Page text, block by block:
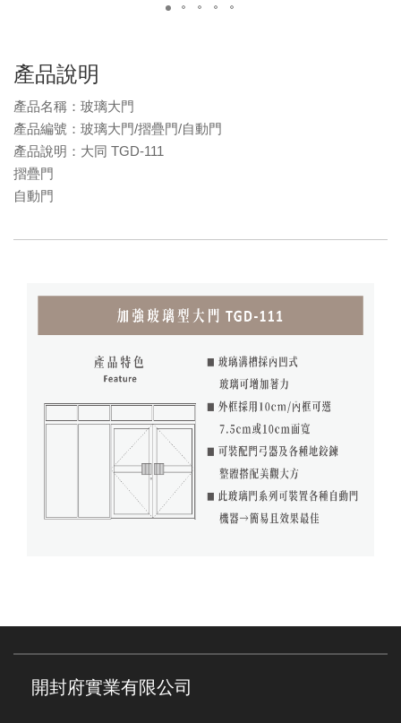
產品說明
產品名稱：玻璃大門
產品編號：玻璃大門/摺疊門/自動門
產品說明：大同 TGD-111
摺疊門
自動門
開封府實業有限公司